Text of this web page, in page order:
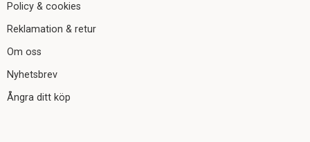
Policy & cookies
Reklamation & retur
Om oss
Nyhetsbrev
Ångra ditt köp